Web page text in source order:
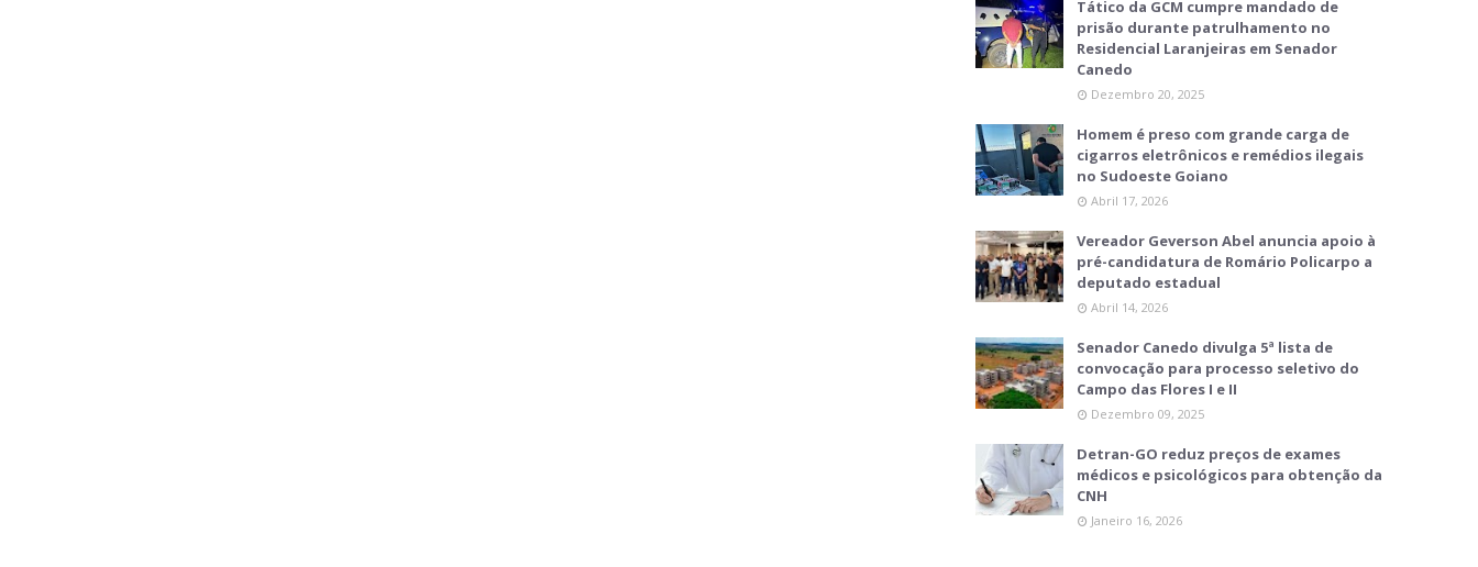
Tático da GCM cumpre mandado de
prisão durante patrulhamento no
Residencial Laranjeiras em Senador
Canedo
Dezembro 20, 2025
Homem é preso com grande carga de
cigarros eletrônicos e remédios ilegais
no Sudoeste Goiano
Abril 17, 2026
Vereador Geverson Abel anuncia apoio à
pré-candidatura de Romário Policarpo a
deputado estadual
Abril 14, 2026
Senador Canedo divulga 5ª lista de
convocação para processo seletivo do
Campo das Flores I e II
Dezembro 09, 2025
Detran-GO reduz preços de exames
médicos e psicológicos para obtenção da
CNH
Janeiro 16, 2026